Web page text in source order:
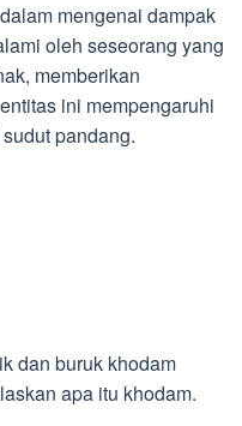
mengenai dampak
oleh seseorang yang
memberikan
ini mempengaruhi
pandang.
dan buruk khodam
apa itu khodam.